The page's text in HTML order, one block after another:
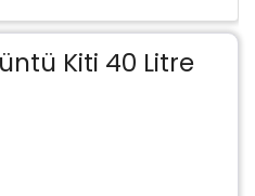
Kiti 40 Litre